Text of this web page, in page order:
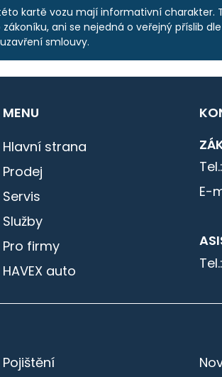
kartě vozu mají informativní charakter.
zákoníku, ani se nejedná o veřejný příslib
smlouvy.
MENU
Hlavní strana
Prodej
Servis
Služby
Pro firmy
HAVEX auto
E-
Pojištění